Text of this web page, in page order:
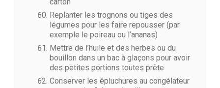
carton
Replanter les trognons ou tiges des
légumes pour les faire repousser (par
exemple le poireau ou l’ananas)
Mettre de l’huile et des herbes ou du
bouillon dans un bac à glaçons pour avoir
des petites portions toutes prête
Conserver les épluchures au congélateur